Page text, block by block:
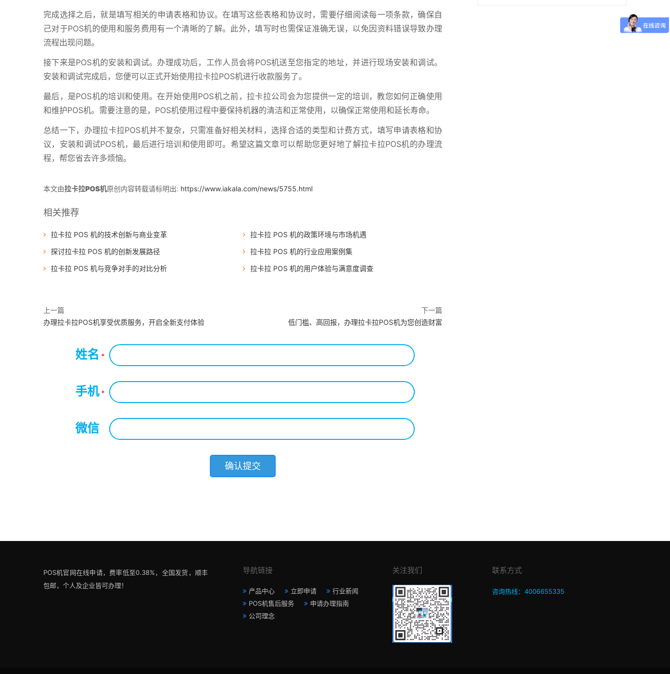
完成选择之后，就是填写相关的申请表格和协议。在填写这些表格和协议时，需要仔细阅读每一项条款，确保自
己对于POS机的使用和服务费用有一个清晰的了解。此外，填写时也需保证准确无误，以免因资料错误导致办理
流程出现问题。
接下来是POS机的安装和调试。办理成功后，工作人员会将POS机送至您指定的地址，并进行现场安装和调试。
安装和调试完成后，您便可以正式开始使用拉卡拉POS机进行收款服务了。
最后，是POS机的培训和使用。在开始使用POS机之前，拉卡拉公司会为您提供一定的培训，教您如何正确使用
和维护POS机。需要注意的是，POS机使用过程中要保持机器的清洁和正常使用，以确保正常使用和延长寿命。
总结一下，办理拉卡拉POS机并不复杂，只需准备好相关材料，选择合适的类型和计费方式，填写申请表格和协
议，安装和调试POS机，最后进行培训和使用即可。希望这篇文章可以帮助您更好地了解拉卡拉POS机的办理流
程，帮您省去许多烦恼。
本文由拉卡拉POS机原创内容转载请标明出: https://www.iakala.com/news/5755.html
相关推荐
拉卡拉 POS 机的技术创新与商业变革
拉卡拉 POS 机的政策环境与市场机遇
探讨拉卡拉 POS 机的创新发展路径
拉卡拉 POS 机的行业应用案例集
拉卡拉 POS 机与竞争对手的对比分析
拉卡拉 POS 机的用户体验与满意度调查
上一篇
办理拉卡拉POS机享受优质服务，开启全新支付体验
下一篇
低门槛、高回报，办理拉卡拉POS机为您创造财富
姓名 *
手机*
微信
POS机官网在线申请，费率低至0.38%，全国发货，顺丰
包邮，个人及企业皆可办理！
导航链接
产品中心 立即申请
行业新闻
POS机售后服务
申请办理指南
公司理念
关注我们 联系方式
咨询热线：4006655335